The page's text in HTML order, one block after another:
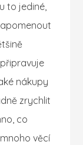
to jediné,
nákupy
zrychlit
co
věcí